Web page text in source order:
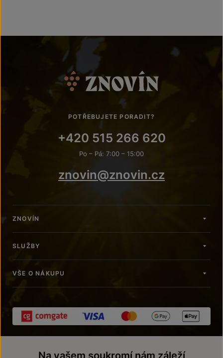
POTŘEBUJETE PORADIT?
+420 515 266 620
Po – Pá: 7:00 – 15:00
znovin@znovin.cz
ZNOVÍN
SLUŽBY
VŠE O NÁKUPU
Na vašem soukromí nám záleží